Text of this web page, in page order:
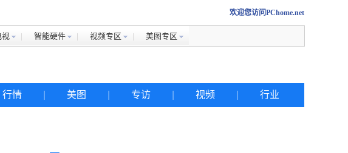
欢迎您访问PChome.net
视 智能硬件 视频专区 美图专区
行情 美图 专访 视频 行业